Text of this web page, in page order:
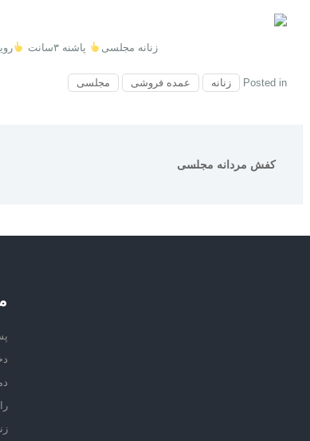
زنانه مجلسی پاشنه ۳سانت
Posted in زنانه عمده فروشی مجلسی
نوشته
کفش مردانه مجلسی